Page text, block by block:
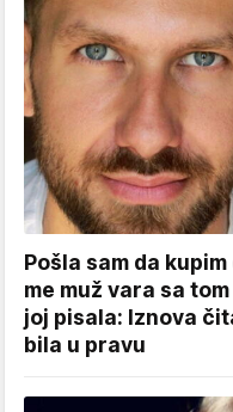
Pošla sam da
me muž vara sa
joj pisala: Iznova
bila u pravu